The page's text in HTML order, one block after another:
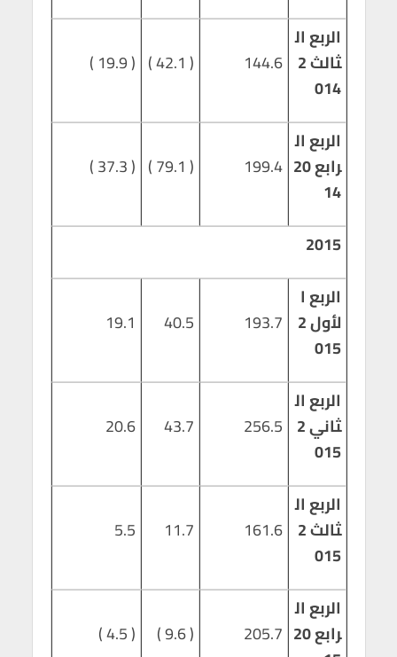
الربع ال
ثالث 2
014
144.6
( 42.1 )
( 19.9 )
الربع ال
رابع 20
14
199.4
( 79.1 )
( 37.3 )
2015
الربع ا
لأول 2
015
193.7
40.5
19.1
الربع ال
ثاني 2
015
256.5
43.7
20.6
الربع ال
ثالث 2
015
161.6
11.7
5.5
الربع ال
رابع 20 205.7
( 9.6 )
( 4.5 )